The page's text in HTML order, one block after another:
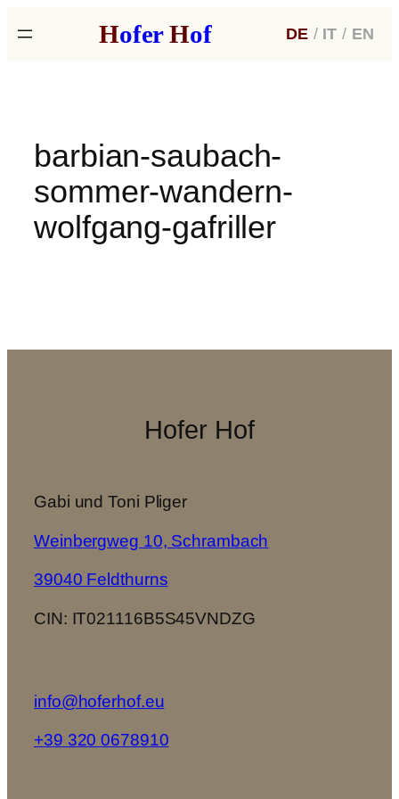
Inhalt
HoferHof DE / IT / EN
barbian-saubach-
sommer-wandern-
wolfgang-gafriller
Hofer Hof
Gabi und Toni Pliger
Weinbergweg 10, Schrambach
39040 Feldthurns
CIN: IT021116B5S45VNDZG
info@hoferhof.eu
+39 320 0678910